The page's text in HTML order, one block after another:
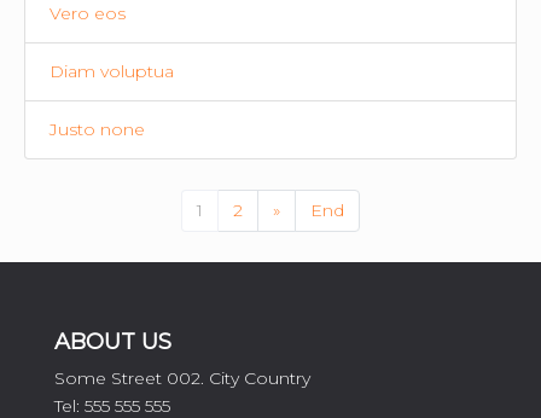
Vero eos
Diam voluptua
Justo none
1 2 » End
ABOUT US
Some Street 002. City Country
Tel: 555 555 555